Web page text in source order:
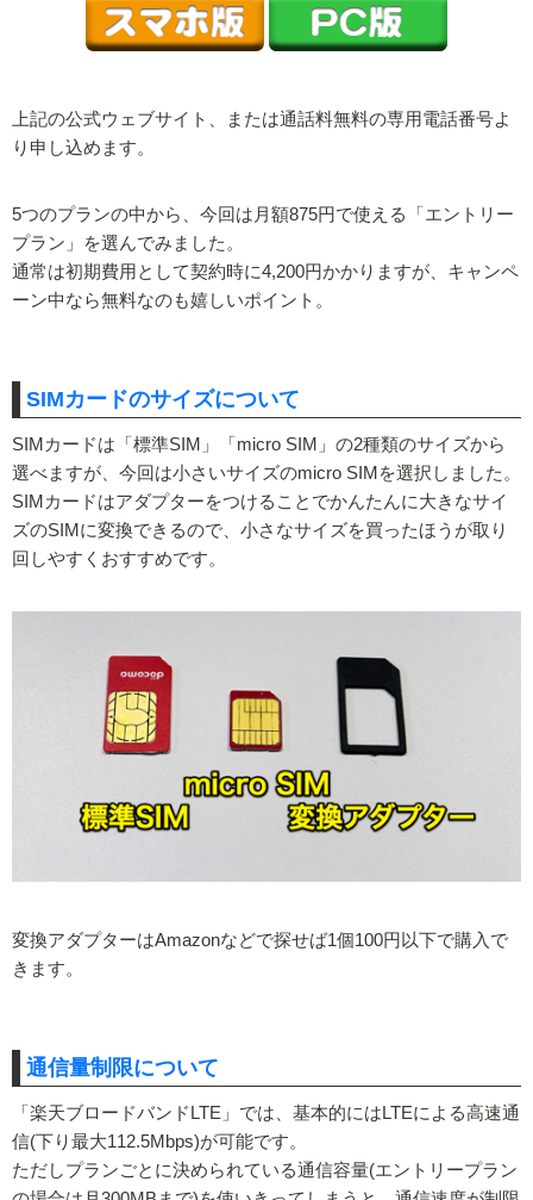
上記の公式ウェブサイト、または通話料無料の専用電話番号よ
り申し込めます。
5つのプランの中から、今回は月額875円で使える「エントリー
プラン」を選んでみました。
通常は初期費用として契約時に4,200円かかりますが、キャンペ
ーン中なら無料なのも嬉しいポイント。
SIMカードのサイズについて
SIMカードは「標準SIM」「micro SIM」の2種類のサイズから
選べますが、今回は小さいサイズのmicro SIMを選択しました。
SIMカードはアダプターをつけることでかんたんに大きなサイ
ズのSIMに変換できるので、小さなサイズを買ったほうが取り
回しやすくおすすめです。
変換アダプターはAmazonなどで探せば1個100円以下で購入で
きます。
通信量制限について
「楽天ブロードバンドLTE」では、基本的にはLTEによる高速通
信(下り最大112.5Mbps)が可能です。
ただしプランごとに決められている通信容量(エントリープラン